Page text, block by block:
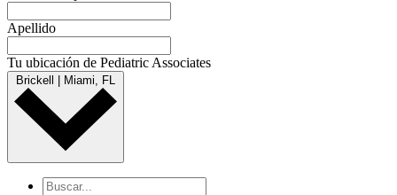
Apellido
Tu ubicación de Pediatric Associates
Brickell | Miami, FL